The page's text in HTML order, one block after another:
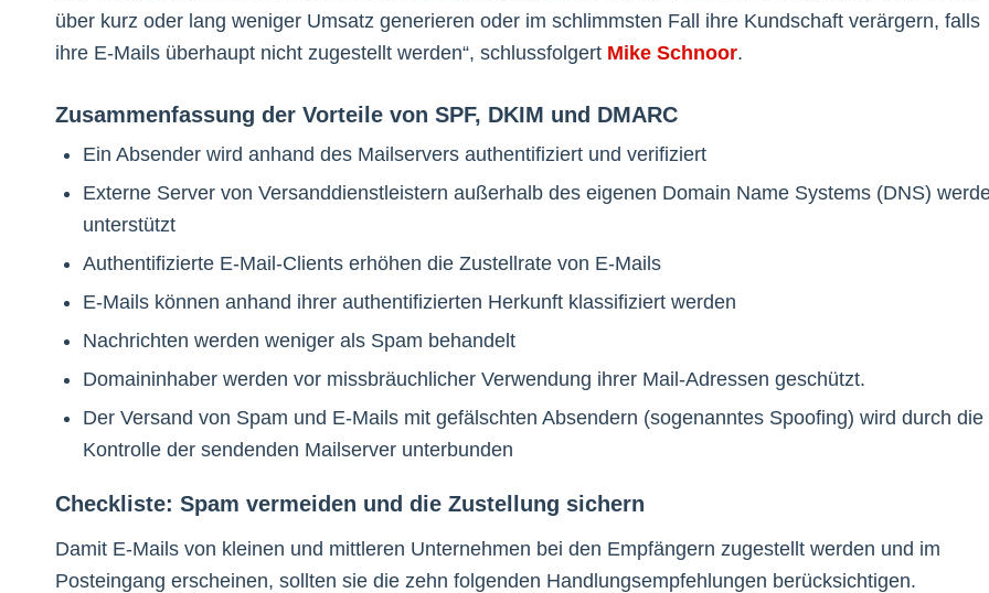
über kurz oder lang weniger Umsatz generieren oder im schlimmsten Fall ihre Kundschaft verärgern, falls
ihre E-Mails überhaupt nicht zugestellt werden“, schlussfolgert Mike Schnoor.
Zusammenfassung der Vorteile von SPF, DKIM und DMARC
Ein Absender wird anhand des Mailservers authentifiziert und verifiziert
Externe Server von Versanddienstleistern außerhalb des eigenen Domain Name Systems (DNS)
unterstützt
Authentifizierte E-Mail-Clients erhöhen die Zustellrate von E-Mails
E-Mails können anhand ihrer authentifizierten Herkunft klassifiziert werden
Nachrichten werden weniger als Spam behandelt
Domaininhaber werden vor missbräuchlicher Verwendung ihrer Mail-Adressen geschützt.
Der Versand von Spam und E-Mails mit gefälschten Absendern (sogenanntes Spoofing) wird durch die
Kontrolle der sendenden Mailserver unterbunden
Checkliste: Spam vermeiden und die Zustellung sichern
Damit E-Mails von kleinen und mittleren Unternehmen bei den Empfängern zugestellt werden und im
Posteingang erscheinen, sollten sie die zehn folgenden Handlungsempfehlungen berücksichtigen.